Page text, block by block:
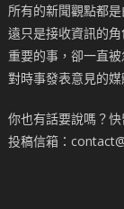
所有的新聞觀點都
遠只是接收資訊的
重要的事，卻一直
對時事發表意見的媒
你也有話要說嗎？快
投稿信箱：